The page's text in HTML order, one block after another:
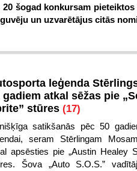
šogad konkursam
un uzvarētājus citās
leģenda
gadiem atkal sēžas pie
stūres (17)
satikšanās pēc 50
seram Stērlingam
apsēsties pie „Austin Healey
Šova „Auto S.O.S.”